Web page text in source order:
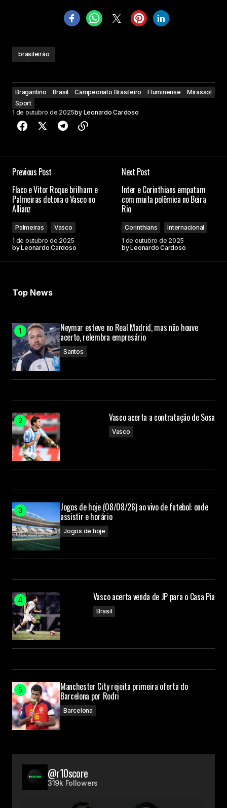
brasileirão
Bragantino Brasil Campeonato Brasileiro Fluminense
Mirassol
Sport
1 de outubro de 2025by Leonardo Cardoso
Previous Post
Flaco e Vitor Roque brilham e
Palmeiras detona o Vasco no
Allianz
Palmeiras
Vasco
1 de outubro de 2025
byLeonardo Cardoso
Next Post
Inter e Corinthians empatam
com muita polêmica no Beira
Rio
Corinthians
Internacional
1 de outubro de 2025
byLeonardo Cardoso
Top News
Neymar esteve no Real Madrid, mas não houve
acerto, relembra empresário
Santos
Vasco acerta a contratação de Sosa
Vasco
Jogos de hoje (08/08/26) ao vivo de futebol: onde
assistir e horário
Jogos de hoje
Vasco acerta venda de JP para o Casa Pia
Brasil
Manchester City rejeita primeira oferta do
Barcelona por Rodri
Barcelona
@r10score
319k Followers